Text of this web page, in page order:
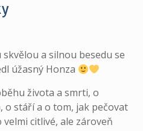
a silnou besedu se
úžasný Honza
života a smrti, o
o stáří a o tom, jak pečovat
citlivé, ale zároveň